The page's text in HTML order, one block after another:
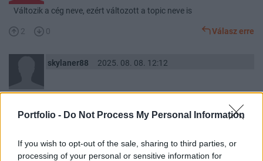
Portfolio - Do Not Process My Personal Information
If you wish to opt-out of the sale, sharing to third parties, or
processing of your personal or sensitive information for
Változik a cég neve, ezért változott a topic neve is
2 0 Válasz erre
skylaner88 2025. 08. 08. 12:12
NetbrokerGo-ban már ott a részvény de nem mutat hozzá
könyvet, kötést, árat, pedig ma már volt.